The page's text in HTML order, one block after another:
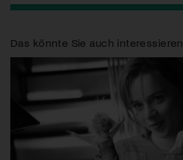
Das könnte Sie auch interessieren